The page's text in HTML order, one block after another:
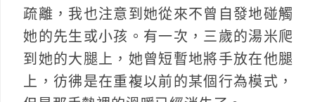
疏離，我也注意到她從來不曾自發地碰觸
她的先生或小孩。有一次，三歲的湯米爬
到她的大腿上，她曾短暫地將手放在他腿
上，彷彿是在重複以前的某個行為模式，